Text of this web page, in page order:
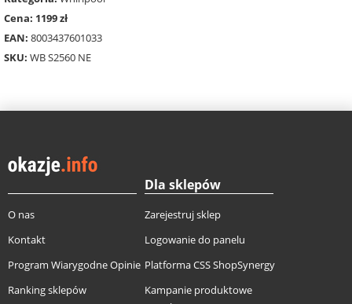
Cena: 1199 zł
EAN: 8003437601033
SKU: WB S2560 NE
O nas
Kontakt
Program Wiarygodne Opinie
Ranking sklepów
Dla sklepów
Zarejestruj sklep
Logowanie do panelu
Platforma CSS ShopSynergy
Kampanie produktowe